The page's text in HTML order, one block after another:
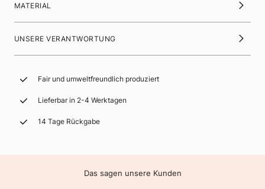
MATERIAL
UNSERE VERANTWORTUNG
Fair und umweltfreundlich produziert
Lieferbar in 2-4 Werktagen
14 Tage Rückgabe
Das sagen unsere Kunden